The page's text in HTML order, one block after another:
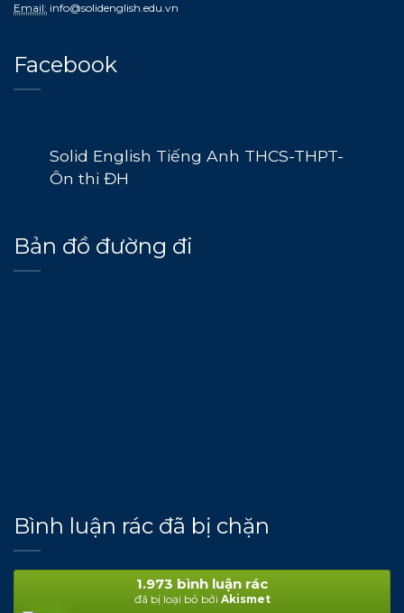
Email: info@solidenglish.edu.vn
Facebook
Solid English Tiếng Anh THCS-THPT-
Ôn thi ĐH
Bản đồ đường đi
Bình luận rác đã bị chặn
1.973 bình luận rác
đã bị loại bỏ bởi Akismet